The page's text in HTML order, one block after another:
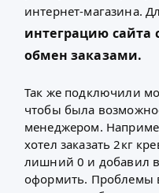
интернет-магазина.
интеграцию сайта
обмен заказами.
Так же подключили
чтобы была
менеджером.
хотел заказать 2кг
лишний 0 и добавил
оформить. Проблемы